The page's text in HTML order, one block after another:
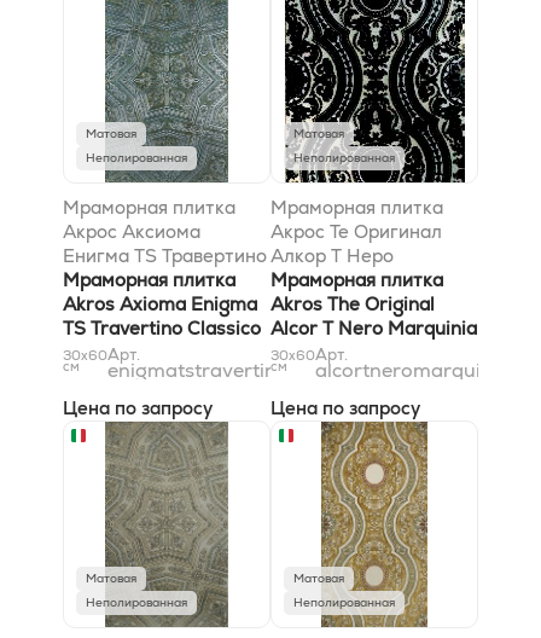
Матовая
Неполированная
Мраморная плитка
Акрос Аксиома
Енигма TS Травертино
Классико Сильвер
30,5x52,8
Мраморная плитка
Akros Axioma Enigma
TS Travertino Classico
Silver 30,5x52,8
30x60
см
Арт.
enigmatstravertinoclassicosilver31x53
Цена по запросу
Матовая
Неполированная
Мраморная плитка
Акрос Те Оригинал
Алкор T Неро
Марквиниа Сильвер
30,5x61
Мраморная плитка
Akros The Original
Alcor T Nero Marquinia
Silver 30,5x61
30x60
см
Арт.
Цена по запросу
Матовая
Неполированная
Матовая
Неполированная